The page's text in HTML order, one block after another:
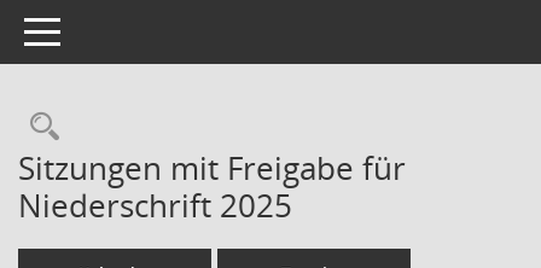
Toggle navigation
Rechercheauswahl
Sitzungen mit Freigabe für
Niederschrift 2025